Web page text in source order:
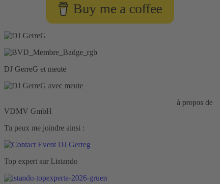
Buy me a coffee
DJ GerreG et meute
à propos de
VDMV GmbH
Tu peux me joindre ainsi :
Top expert sur Listando